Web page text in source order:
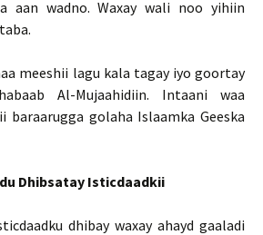
aan wadno. Waxay wali noo yihiin
meeshii lagu kala tagay iyo goortay
Al-Mujaahidiin. Intaani waa
baraarugga golaha Islaamka Geeska
Dhibsatay Isticdaadkii
dhibay waxay ahayd gaaladi